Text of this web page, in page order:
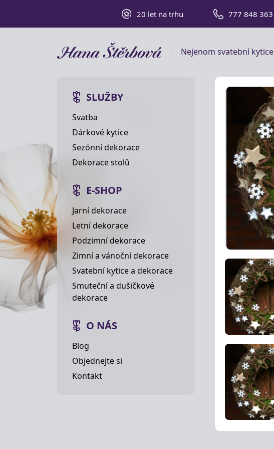
20 let na trhu 777 848 363
Nejenom svatební kytice
SLUŽBY
Svatba
Dárkové kytice
Sezónní dekorace
Dekorace stolů
E-SHOP
Jarní dekorace
Letní dekorace
Podzimní dekorace
Zimní a vánoční dekorace
Svatební kytice a dekorace
Smuteční a dušičkové
dekorace
O NÁS
Blog
Objednejte si
Kontakt